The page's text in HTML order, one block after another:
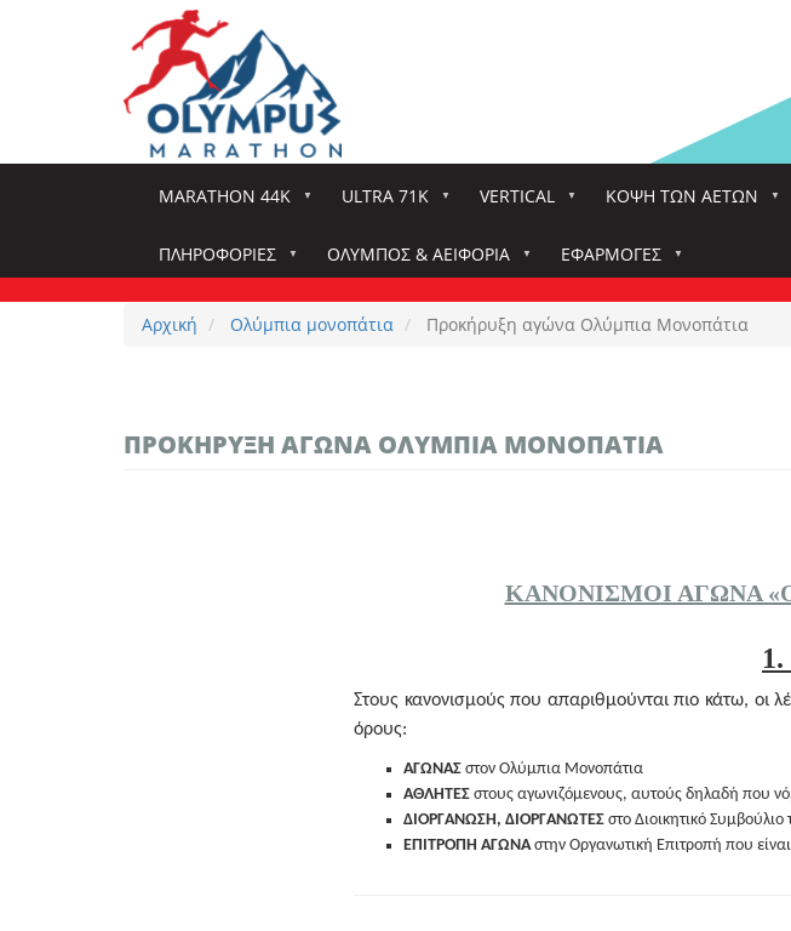
MARATHON 44K ULTRA 71K VERTICAL ΚΌΨΗ ΤΩΝ ΑΕΤΏΝ
ΠΛΗΡΟΦΟΡΊΕΣ ΌΛΥΜΠΟΣ & ΑΕΙΦΟΡΊΑ
ΕΦΑΡΜΟΓΈΣ
Αρχική
Ολύμπια μονοπάτια Προκήρυξη αγώνα Ολύμπια Μονοπάτια
ΠΡΟΚΉΡΥΞΗ ΑΓΏΝΑ ΟΛΎΜΠΙΑ ΜΟΝΟΠΆΤΙΑ
ΚΑΝΟΝΙΣΜΟΊ ΑΓΏΝΑ
Στους κανονισμούς που απαριθμούνται πιο κάτω, οι
όρους:
ΑΓΩΝΑΣ στον Ολύμπια Μονοπάτια
ΑΘΛΗΤΕΣ στους αγωνιζόμενους, αυτούς δηλαδή που
ΔΙΟΡΓΑΝΩΣΗ, ΔΙΟΡΓΑΝΩΤΕΣ στο Διοικητικό
ΕΠΙΤΡΟΠΗ ΑΓΩΝΑστην Οργανωτική Επιτροπή που